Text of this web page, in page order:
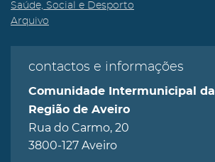
Saúde, Social e Desporto
Arquivo
contactos e informações
Comunidade Intermunicipal da
Região de Aveiro
Rua do Carmo, 20
3800-127 Aveiro